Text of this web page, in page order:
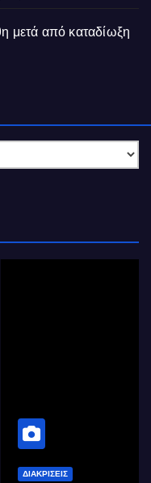
μετά από καταδίωξη